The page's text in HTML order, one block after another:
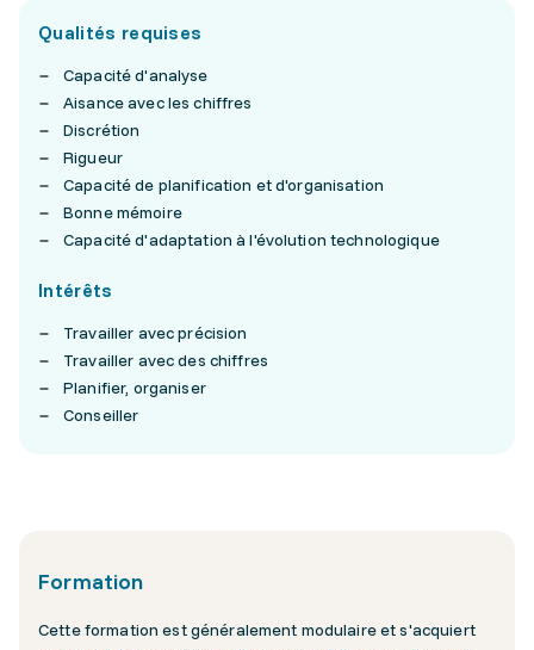
Qualités requises
Capacité d'analyse
Aisance avec les chiffres
Discrétion
Rigueur
Capacité de planification et d'organisation
Bonne mémoire
Capacité d'adaptation à l'évolution technologique
Intérêts
Travailler avec précision
Travailler avec des chiffres
Planifier, organiser
Conseiller
Formation
Cette formation est généralement modulaire et s'acquiert